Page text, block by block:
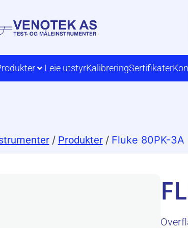
Leie utstyrKalibreringSertifikater
/ Produkter / Fluke 80PK-3A